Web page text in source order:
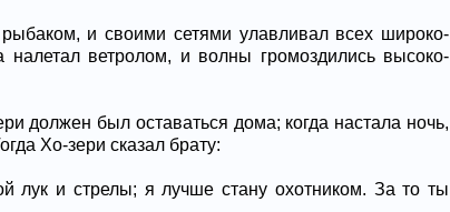
и своими сетями улавливал всех широко-
ветролом, и волны громоздились высоко-
должен был оставаться дома; когда настала ночь,
Хо-зери сказал брату:
и стрелы; я лучше стану охотником. За то ты